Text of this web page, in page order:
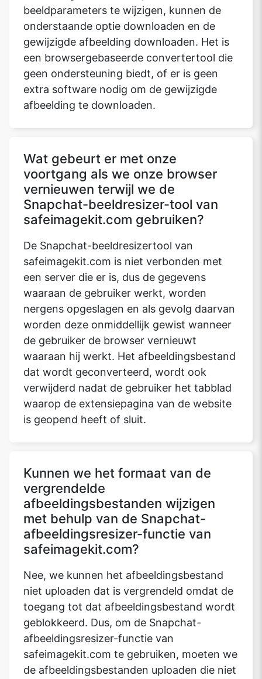
beeldparameters te wijzigen, kunnen de
onderstaande optie downloaden en de
gewijzigde afbeelding downloaden. Het is
een browsergebaseerde convertertool die
geen ondersteuning biedt, of er is geen
extra software nodig om de gewijzigde
afbeelding te downloaden.
Wat gebeurt er met onze
voortgang als we onze browser
vernieuwen terwijl we de
Snapchat-beeldresizer-tool van
safeimagekit.com gebruiken?
De Snapchat-beeldresizertool van
safeimagekit.com is niet verbonden met
een server die er is, dus de gegevens
waaraan de gebruiker werkt, worden
nergens opgeslagen en als gevolg daarvan
worden deze onmiddellijk gewist wanneer
de gebruiker de browser vernieuwt
waaraan hij werkt. Het afbeeldingsbestand
dat wordt geconverteerd, wordt ook
verwijderd nadat de gebruiker het tabblad
waarop de extensiepagina van de website
is geopend heeft of sluit.
Kunnen we het formaat van de
vergrendelde
afbeeldingsbestanden wijzigen
met behulp van de Snapchat-
afbeeldingsresizer-functie van
safeimagekit.com?
Nee, we kunnen het afbeeldingsbestand
niet uploaden dat is vergrendeld omdat de
toegang tot dat afbeeldingsbestand wordt
geblokkeerd. Dus, om de Snapchat-
afbeeldingsresizer-functie van
safeimagekit.com te gebruiken, moeten we
de afbeeldingsbestanden uploaden die niet